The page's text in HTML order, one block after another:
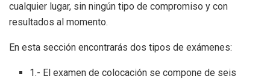
cualquier lugar, sin ningún tipo de compromiso y con
resultados al momento.
En esta sección encontrarás dos tipos de exámenes:
1.- El examen de colocación se compone de seis